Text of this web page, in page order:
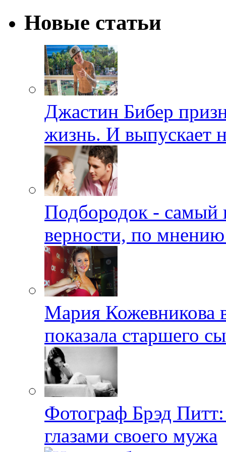
Новые статьи
Джастин Бибер
жизнь. И выпускает
Подбородок - самый
верности, по
Мария Кожевникова
показала старшего
Фотограф Брэд
глазами своего мужа